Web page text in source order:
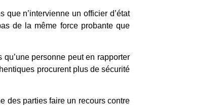
que n’intervienne un officier d’état
de la même force probante que
personne peut en rapporter
procurent plus de sécurité
des parties faire un recours contre